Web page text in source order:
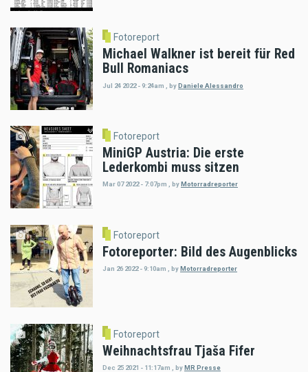
Fotoreport
Michael Walkner ist bereit für Red
Bull Romaniacs
Jul 24 2022 - 9:24am byDaniele Alessandro
Fotoreport
MiniGP Austria: Die erste
Lederkombi muss sitzen
Mar 07 2022 - 7:07pm , byMotorradreporter
Fotoreport
Fotoreporter: Bild des Augenblicks
Jan 26 2022 - 9:10am byMotorradreporter
Fotoreport
Weihnachtsfrau Tjaša Fifer
Dec 25 2021 - 11:17am byMR Presse